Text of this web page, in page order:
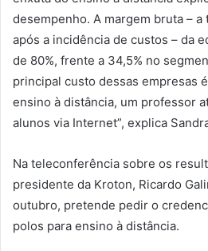
desempenho. A margem bruta –
após a incidência de custos – da
de 80%, frente a 34,5% no
principal custo dessas empresas
ensino à distância, um professor
alunos via Internet”, explica
Na teleconferência sobre os
presidente da Kroton, Ricardo
outubro, pretende pedir o
polos para ensino à distância.